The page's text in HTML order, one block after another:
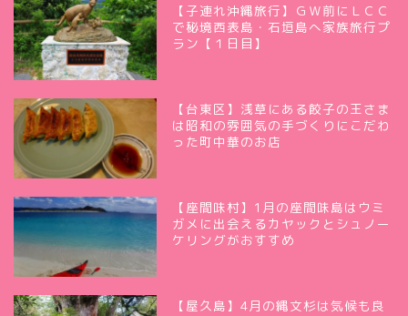
【子連れ沖縄旅行】ＧＷ前にＬＣＣ
で秘境西表島・石垣島へ家族旅行プ
ラン【１日目】
【台東区】浅草にある餃子の王さま
は昭和の雰囲気の手づくりにこだわ
った町中華のお店
【座間味村】1月の座間味島はウミ
ガメに出会えるカヤックとシュノー
ケリングがおすすめ
【屋久島】4月の縄文杉は気候も良